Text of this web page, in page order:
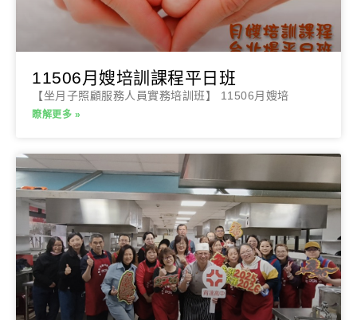
11506月嫂培訓課程平日班
【坐月子照顧服務人員實務培訓班】 11506月嫂培
瞭解更多 »